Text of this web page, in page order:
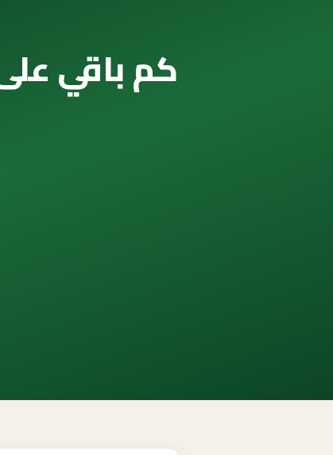
كم باقي على الخريف 2029 —